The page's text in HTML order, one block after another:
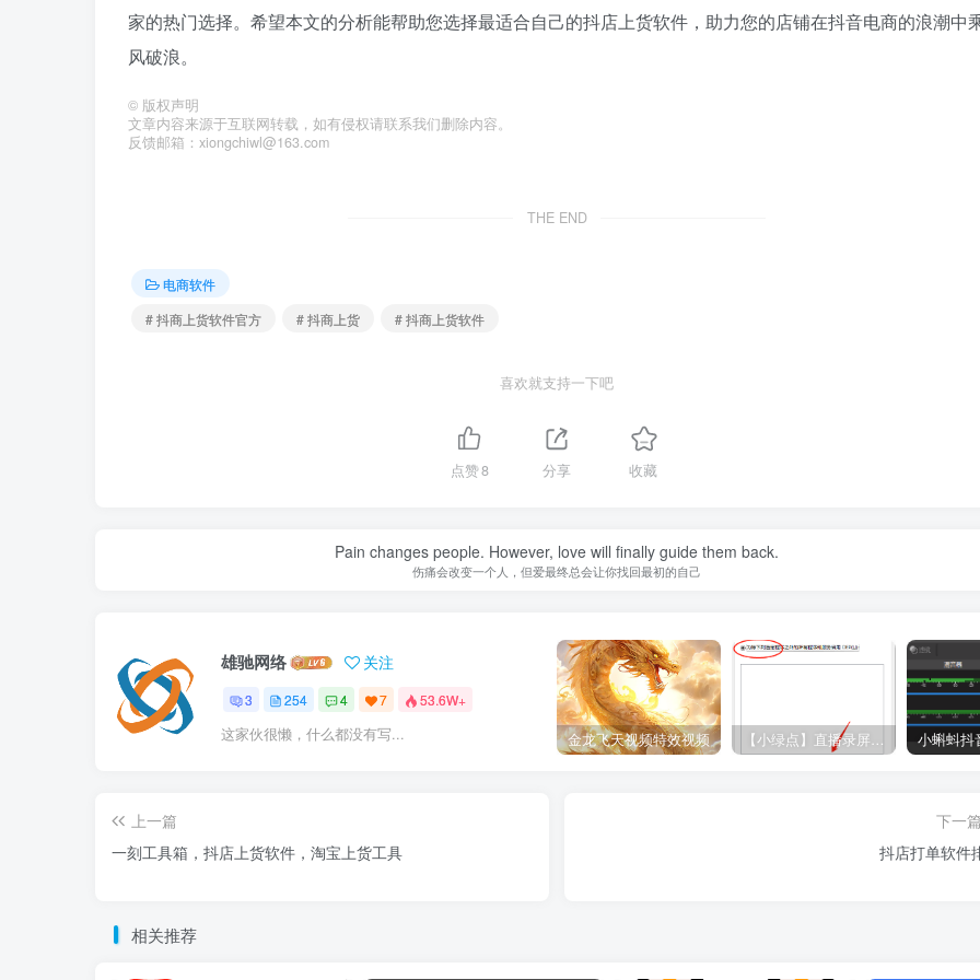
家的热门选择。希望本文的分析能帮助您选择最适合自己的抖店上货软件，助力您的店铺在抖音电商的浪潮中
风破浪。
© 版权声明
文章内容来源于互联网转载，如有侵权请联系我们删除内容。
反馈邮箱：xiongchiwl@163.com
THE END
电商软件
# 抖商上货软件官方
# 抖商上货 # 抖商上货软件
喜欢就支持一下吧
点赞8 分享 收藏
Pain changes people. However, love will finally guide them back.
伤痛会改变一个人，但爱最终总会让你找回最初的自己
雄驰网络 关注
3 254 4 7 53.6W+
这家伙很懒，什么都没有写... 金龙飞天视频特效视频 【小绿点】直播录屏软件 支持抖音快手直播屏幕高清录制
上一篇
一刻工具箱，抖店上货软件，淘宝上货工具
下一
抖店打单软件
相关推荐